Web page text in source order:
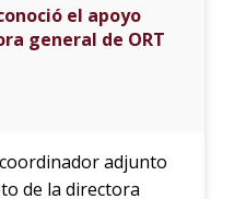
el apoyo
general de ORT
adjunto
de la directora